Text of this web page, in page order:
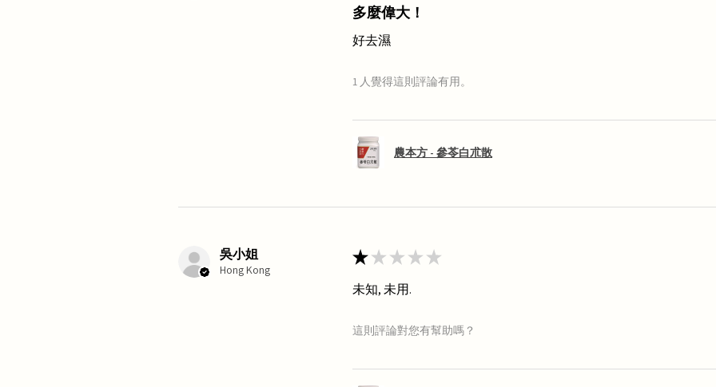
多麼偉大！
好去濕
1 人覺得這則評論有用。
農本方 - 參苓白朮散
吳小姐
Hong Kong
★★★★★
未知, 未用.
這則評論對您有幫助嗎？